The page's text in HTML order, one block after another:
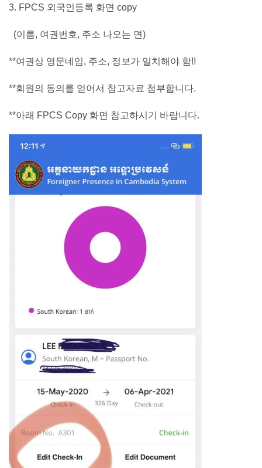
3. FPCS 외국인등록 화면 copy
(이름, 여권번호, 주소 나오는 면)
**여권상 영문네임, 주소, 정보가 일치해야 함!!
**회원의 동의를 얻어서 참고자료 첨부합니다.
**아래 FPCS Copy 화면 참고하시기 바랍니다.